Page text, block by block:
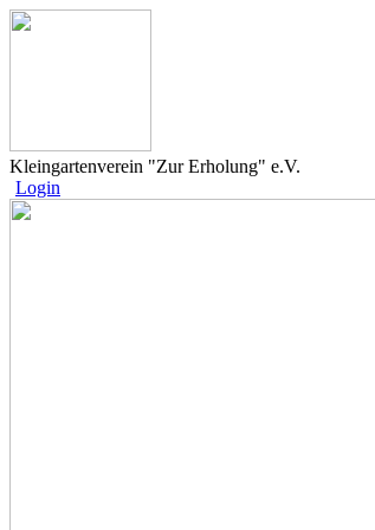
Kleingartenverein "Zur Erholung" e.V.
Login